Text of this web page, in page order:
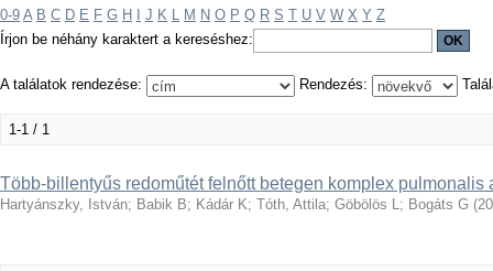
0-9 A B C D E F G H J K L M N O P Q R S T U V W X Y Z
Írjon be néhány karaktert a kereséshez:
A találatok rendezése: Rendezés:
1-1 / 1
Több-billentyűs redoműtét felnőtt betegen komplex pulmonalis
Hartyánszky, István; Babik B; Kádár K; Tóth, Attila; Göbölös L; Bogáts G (